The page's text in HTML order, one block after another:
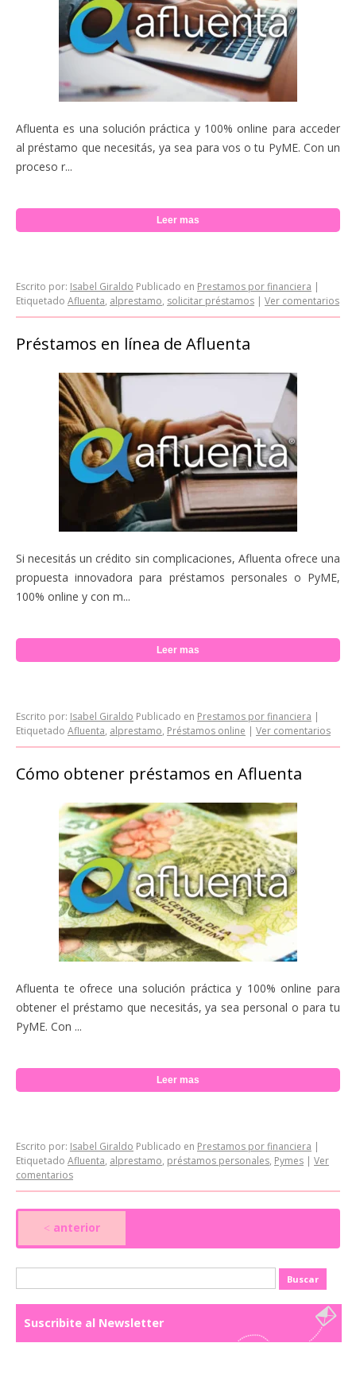
Afluenta es una solución práctica y 100% online para acceder
al préstamo que necesitás, ya sea para vos o tu PyME. Con un
proceso r...
Leer mas
Escrito por: Isabel Giraldo Publicado en Prestamos por financiera |
Etiquetado Afluenta, alprestamo, solicitar préstamos | Ver comentarios
Préstamos en línea de Afluenta
Si necesitás un crédito sin complicaciones, Afluenta ofrece una
propuesta innovadora para préstamos personales o PyME,
100% online y con m...
Leer mas
Escrito por: Isabel Giraldo Publicado en Prestamos por financiera |
Etiquetado Afluenta, alprestamo, Préstamos online | Ver comentarios
Cómo obtener préstamos en Afluenta
Afluenta te ofrece una solución práctica y 100% online para
obtener el préstamo que necesitás, ya sea personal o para tu
PyME. Con ...
Leer mas
Escrito por: Isabel Giraldo Publicado en Prestamos por financiera |
Etiquetado Afluenta, alprestamo, préstamos personales, Pymes | Ver
comentarios
< anterior
Suscribite al Newsletter